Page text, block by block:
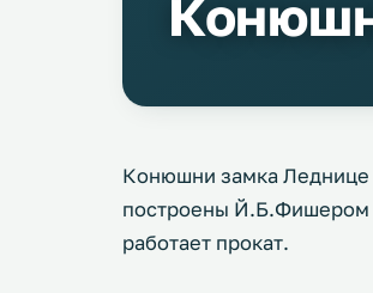
Конюшни замка Леднице
построены Й.Б.Фишером
работает прокат.